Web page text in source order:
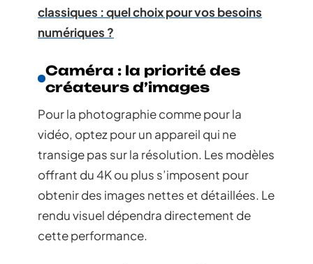
classiques : quel choix pour vos besoins
numériques ?
Caméra : la priorité des
créateurs d’images
Pour la photographie comme pour la
vidéo, optez pour un appareil qui ne
transige pas sur la résolution. Les modèles
offrant du 4K ou plus s’imposent pour
obtenir des images nettes et détaillées. Le
rendu visuel dépendra directement de
cette performance.